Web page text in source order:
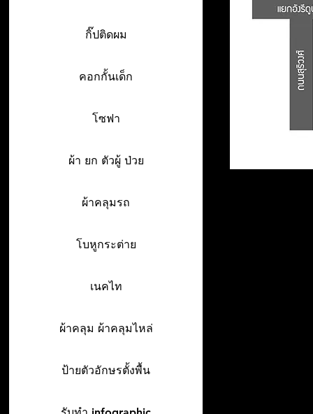
กิ๊ปติดผม
คอกกั้นเด็ก
โซฟา
ผ้า ยก ตัวผู้ ป่วย
ผ้าคลุมรถ
โบหูกระต่าย
เนคไท
ผ้าคลุม ผ้าคลุมไหล่
ป้ายตัวอักษรตั้งพื้น